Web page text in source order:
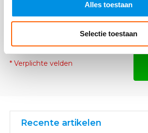
Alles toestaan
Selectie toestaan
* Verplichte velden
Recente artikelen